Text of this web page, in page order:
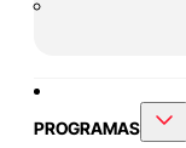
PROGRAMAS